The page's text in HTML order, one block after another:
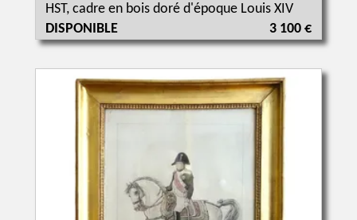
HST, cadre en bois doré d'époque Louis XIV
DISPONIBLE
3 100 €